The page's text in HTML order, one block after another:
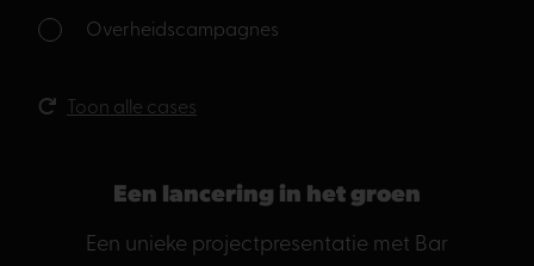
Overheidscampagnes
Toon alle cases
Een lancering in het groen
Een unieke projectpresentatie met Bar